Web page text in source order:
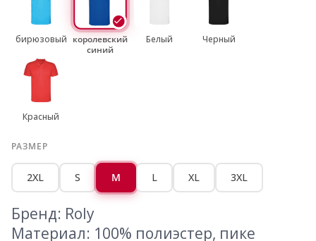
бирюзовый королевский
синий
Белый Черный
Красный
РАЗМЕР
2XL S M L XL 3XL
Бренд: Roly
Материал: 100% полиэстер, пике